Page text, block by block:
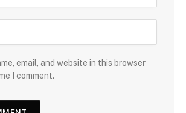
email, and website in this browser
I comment.